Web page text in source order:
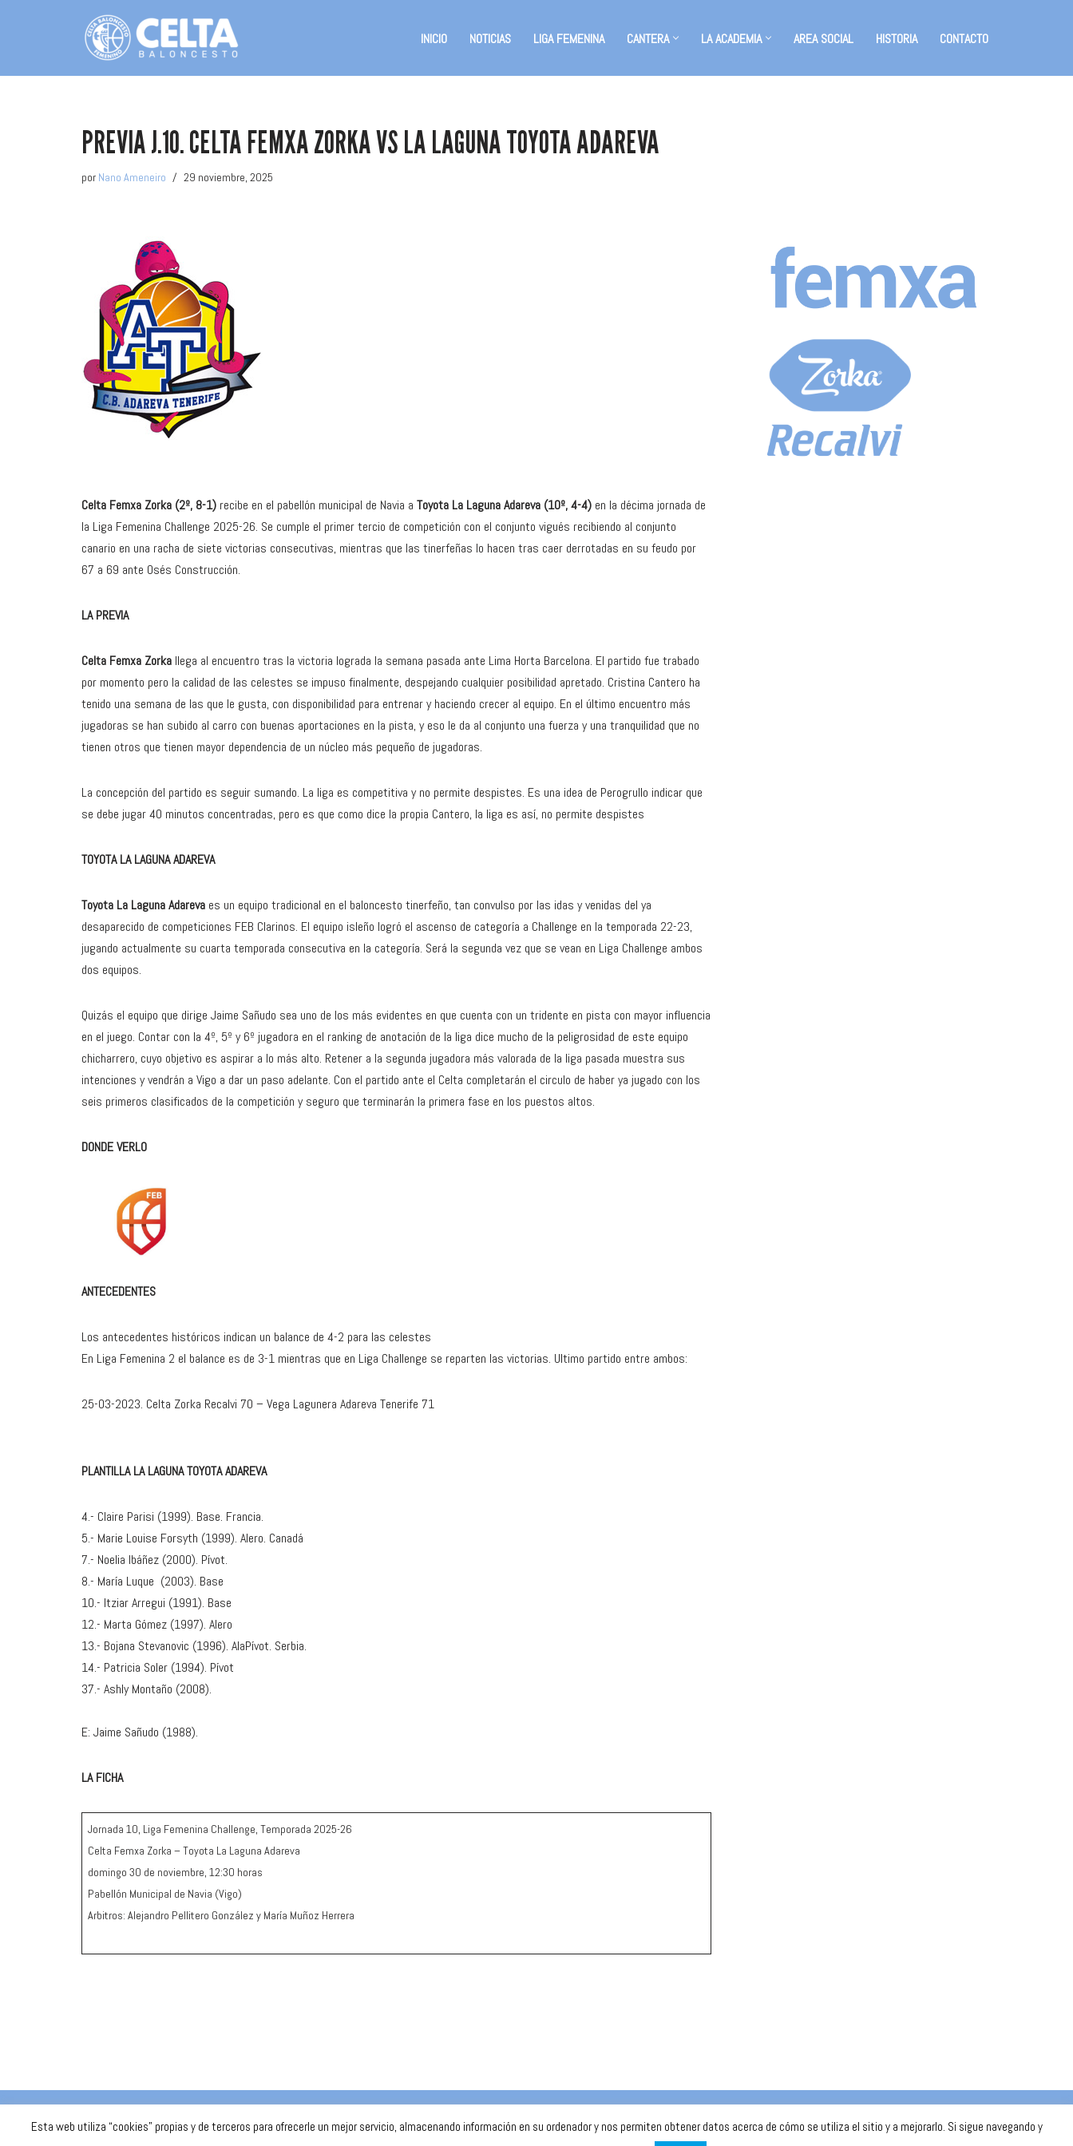
INICIO NOTICIAS LIGA FEMENINA CANTERA LA ACADEMIA AREA SOCIAL HISTORIA CONTACTO
PREVIA J.10. CELTA FEMXA ZORKA VS LA LAGUNA TOYOTA ADAREVA
por Nano Ameneiro 29 noviembre, 2025
Celta Femxa Zorka (2º, 8-1) recibe en el pabellón municipal de Navia a Toyota La Laguna Adareva (10º, 4-4) en la décima jornada de
la Liga Femenina Challenge 2025-26. Se cumple el primer tercio de competición con el conjunto vigués recibiendo al conjunto
canario en una racha de siete victorias consecutivas, mientras que las tinerfeñas lo hacen tras caer derrotadas en su feudo por
67 a 69 ante Osés Construcción.
LA PREVIA
Celta Femxa Zorka llega al encuentro tras la victoria lograda la semana pasada ante Lima Horta Barcelona. El partido fue trabado
por momento pero la calidad de las celestes se impuso finalmente, despejando cualquier posibilidad apretado. Cristina Cantero ha
tenido una semana de las que le gusta, con disponibilidad para entrenar y haciendo crecer al equipo. En el último encuentro más
jugadoras se han subido al carro con buenas aportaciones en la pista, y eso le da al conjunto una fuerza y una tranquilidad que no
tienen otros que tienen mayor dependencia de un núcleo más pequeño de jugadoras.
La concepción del partido es seguir sumando. La liga es competitiva y no permite despistes. Es una idea de Perogrullo indicar que
se debe jugar 40 minutos concentradas, pero es que como dice la propia Cantero, la liga es así, no permite despistes
TOYOTA LA LAGUNA ADAREVA
Toyota La Laguna Adareva es un equipo tradicional en el baloncesto tinerfeño, tan convulso por las idas y venidas del ya
desaparecido de competiciones FEB Clarinos. El equipo isleño logró el ascenso de categoría a Challenge en la temporada 22-23,
jugando actualmente su cuarta temporada consecutiva en la categoría. Será la segunda vez que se vean en Liga Challenge ambos
dos equipos.
Quizás el equipo que dirige Jaime Sañudo sea uno de los más evidentes en que cuenta con un tridente en pista con mayor influencia
en el juego. Contar con la 4º, 5º y 6º jugadora en el ranking de anotación de la liga dice mucho de la peligrosidad de este equipo
chicharrero, cuyo objetivo es aspirar a lo más alto. Retener a la segunda jugadora más valorada de la liga pasada muestra sus
intenciones y vendrán a Vigo a dar un paso adelante. Con el partido ante el Celta completarán el circulo de haber ya jugado con los
seis primeros clasificados de la competición y seguro que terminarán la primera fase en los puestos altos.
DONDE VERLO
ANTECEDENTES
Los antecedentes históricos indican un balance de 4-2 para las celestes
En Liga Femenina 2 el balance es de 3-1 mientras que en Liga Challenge se reparten las victorias. Ultimo partido entre ambos:
25-03-2023. Celta Zorka Recalvi 70 – Vega Lagunera Adareva Tenerife 71
PLANTILLA LA LAGUNA TOYOTA ADAREVA
4.- Claire Parisi (1999). Base. Francia.
5.- Marie Louise Forsyth (1999). Alero. Canadá
7.- Noelia Ibáñez (2000). Pívot.
8.- María Luque (2003). Base
10.- Itziar Arregui (1991). Base
12.- Marta Gómez (1997). Alero
13.- Bojana Stevanovic (1996). AlaPívot. Serbia.
14.- Patricia Soler (1994). Pívot
37.- Ashly Montaño (2008).
E: Jaime Sañudo (1988).
LA FICHA
Jornada 10, Liga Femenina Challenge, Temporada 2025-26
Celta Femxa Zorka – Toyota La Laguna Adareva
domingo 30 de noviembre, 12:30 horas
Pabellón Municipal de Navia (Vigo)
Arbitros: Alejandro Pellitero González y María Muñoz Herrera
Celta Baloncesto Femenino. 2023 secretaria@celtabaloncesto.com
Esta web utiliza “cookies” propias y de terceros para ofrecerle un mejor servicio, almacenando información en su ordenador y nos permiten obtener datos acerca de cómo se utiliza el sitio y a mejorarlo. Si sigue navegando y